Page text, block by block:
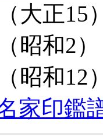
大正
昭和2
昭和
家印鑑